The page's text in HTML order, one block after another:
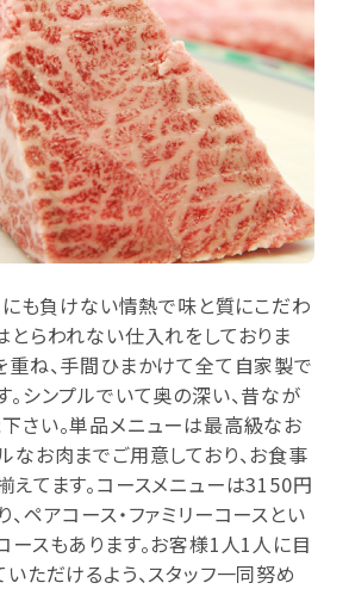
も負けない情熱で味と質にこだわ
とらわれない仕入れをしておりま
重ね、手間ひまかけて全て自家製で
。シンプルでいて奥の深い、昔なが
さい。単品メニューは最高級なお
なお肉までご用意しており、お食事
えてます。コースメニューは3150円
ペアコース・ファミリーコースとい
ースもあります。お客様1人1人に目
いただけるよう、スタッフ一同努め